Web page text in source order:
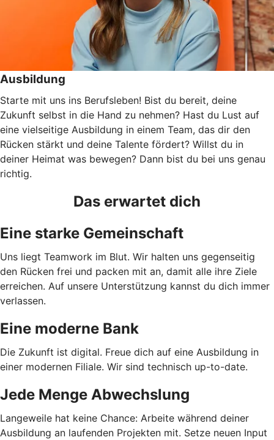
Ausbildung
Starte mit uns ins Berufsleben! Bist du bereit, deine
Zukunft selbst in die Hand zu nehmen? Hast du Lust auf
eine vielseitige Ausbildung in einem Team, das dir den
Rücken stärkt und deine Talente fördert? Willst du in
deiner Heimat was bewegen? Dann bist du bei uns genau
richtig.
Das erwartet dich
Eine starke Gemeinschaft
Uns liegt Teamwork im Blut. Wir halten uns gegenseitig
den Rücken frei und packen mit an, damit alle ihre Ziele
erreichen. Auf unsere Unterstützung kannst du dich immer
verlassen.
Eine moderne Bank
Die Zukunft ist digital. Freue dich auf eine Ausbildung in
einer modernen Filiale. Wir sind technisch up-to-date.
Jede Menge Abwechslung
Langeweile hat keine Chance: Arbeite während deiner
Ausbildung an laufenden Projekten mit. Setze neuen Input